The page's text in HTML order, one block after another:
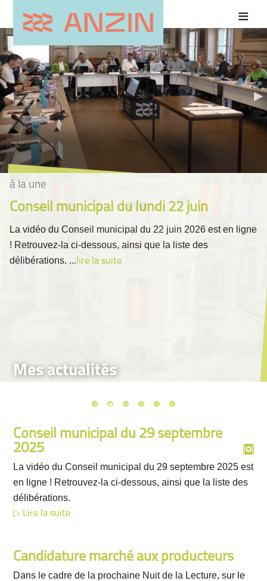
Mes actualités
à la une
Conseil municipal du lundi 22 juin
La vidéo du Conseil municipal du 22 juin 2026 est en ligne
! Retrouvez-la ci-dessous, ainsi que la liste des
délibérations. ... lire la suite
Conseil municipal du 29 septembre
2025
La vidéo du Conseil municipal du 29 septembre 2025 est
en ligne ! Retrouvez-la ci-dessous, ainsi que la liste des
délibérations.
Lire la suite
Candidature marché aux producteurs
Dans le cadre de la prochaine Nuit de la Lecture, sur le